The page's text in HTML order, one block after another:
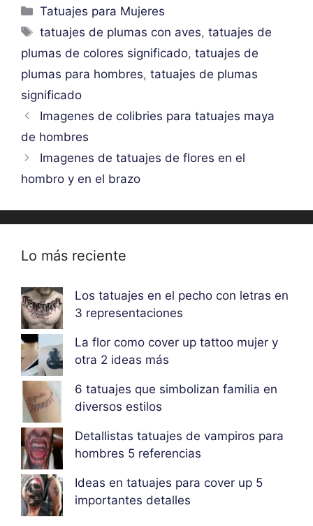
Categorías
Tatuajes para Mujeres
Etiquetas
tatuajes de plumas con aves,tatuajes de
plumas de colores significado, tatuajes de
plumas para hombres, tatuajes de plumas
significado
Imagenes de colibries para tatuajes maya
de hombres
Imagenes de tatuajes de flores en el
hombro y en el brazo
Lo más reciente
Los tatuajes en el pecho con letras en
3 representaciones
La flor como cover up tattoo mujer y
otra 2 ideas más
6 tatuajes que simbolizan familia en
diversos estilos
Detallistas tatuajes de vampiros para
hombres 5 referencias
Ideas en tatuajes para cover up 5
importantes detalles